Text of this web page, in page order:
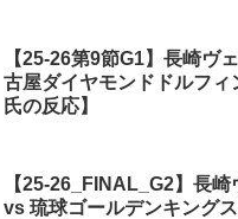
【25-26第9節G1】長崎ヴ
古屋ダイヤモンドドルフィ
氏の反応】
【25-26_FINAL_G2】長崎
vs 琉球ゴールデンキング